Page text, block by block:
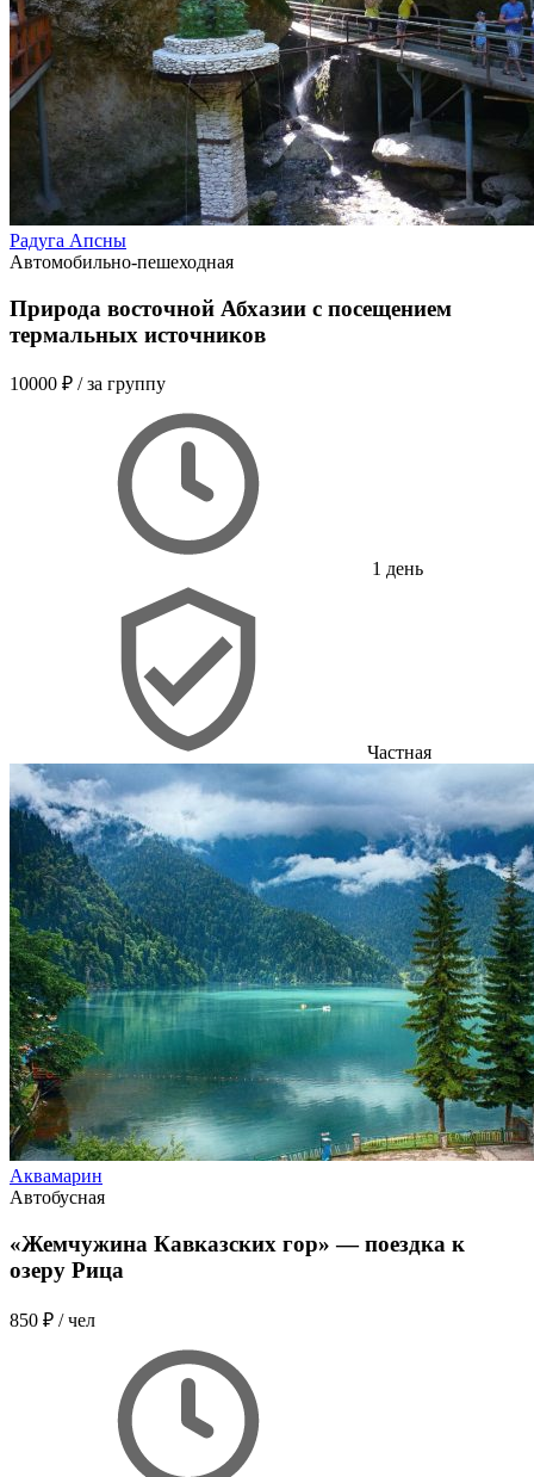
Радуга Апсны
Автомобильно-пешеходная
Природа восточной Абхазии с посещением
термальных источников
10000 ₽ / за группу
1 день
Частная
Аквамарин
Автобусная
«Жемчужина Кавказских гор» — поездка к
озеру Рица
850 ₽ / чел